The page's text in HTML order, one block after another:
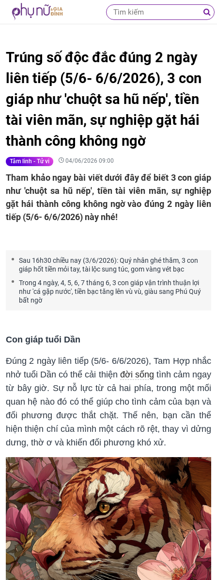
Trúng số độc đắc đúng 2 ngày
liên tiếp (5/6- 6/6/2026), 3 con
giáp như 'chuột sa hũ nếp', tiền
tài viên mãn, sự nghiệp gặt hái
thành công không ngờ
Tâm linh - Tử vi 04/06/2026 09:00
Tham khảo ngay bài viết dưới đây để biết 3 con giáp
như 'chuột sa hũ nếp', tiền tài viên mãn, sự nghiệp
gặt hái thành công không ngờ vào đúng 2 ngày liên
tiếp (5/6- 6/6/2026) này nhé!
Sau 16h30 chiều nay (3/6/2026): Quý nhân ghé thăm, 3 con
giáp hốt tiền mỏi tay, tài lộc sung túc, gom vàng vét bạc
Trong 4 ngày, 4, 5, 6, 7 tháng 6, 3 con giáp vận trình thuận lợi
như 'cá gặp nước', tiền bạc tăng lên vù vù, giàu sang Phú Quý
bất ngờ
Con giáp tuổi Dần
Đúng 2 ngày liên tiếp (5/6- 6/6/2026), Tam Hợp nhắc
nhở tuổi Dần có thể cải thiện đời sống tình cảm ngay
từ bây giờ. Sự nỗ lực từ cả hai phía, trong một mối
quan hệ nào đó có thể giúp cho tình cảm của bạn và
đối phương được thắt chặt. Thế nên, bạn cần thể
hiện thiện chí của mình một cách rõ rệt, thay vì dửng
dưng, thờ ơ và khiến đối phương khó xử.